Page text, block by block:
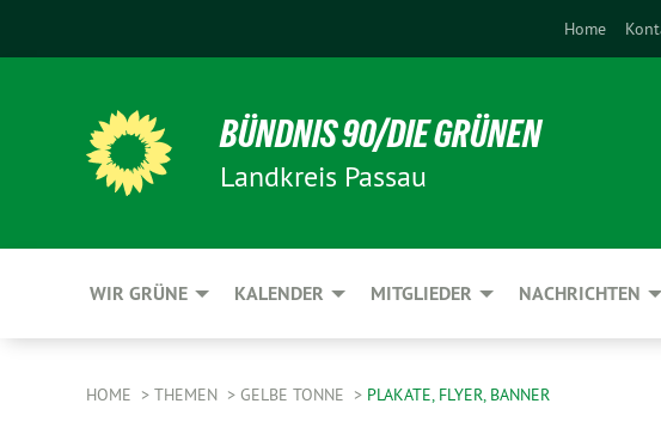
Home
BÜNDNIS 90/DIE GRÜNEN
Landkreis Passau
WIR GRÜNE KALENDER MITGLIEDER NACHRICHTEN
HOME THEMEN GELBE TONNE PLAKATE, FLYER, BANNER